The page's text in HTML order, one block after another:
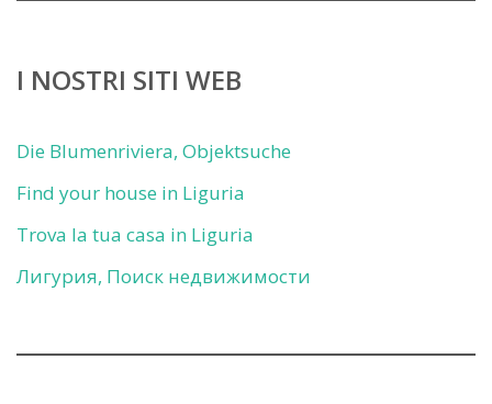
I NOSTRI SITI WEB
Die Blumenriviera, Objektsuche
Find your house in Liguria
Trova la tua casa in Liguria
Лигурия, Поиск недвижимости